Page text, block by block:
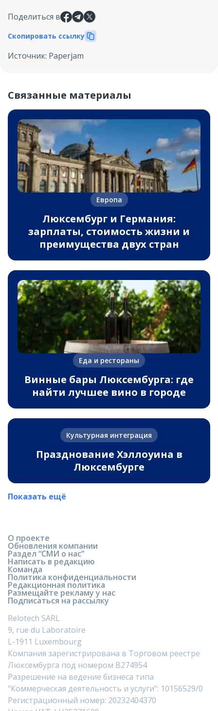
Поделиться в
Скопировать ссылку
Источник: Paperjam
Связанные материалы
Европа
Люксембург и Германия:
зарплаты, стоимость жизни и
преимущества двух стран
Еда и рестораны
Винные бары Люксембурга: где
найти лучшее вино в городе
Культурная интеграция
Празднование Хэллоуина в
Люксембурге
Показать ещё
О проекте
Обновления компании
Раздел “СМИ о нас”
Написать в редакцию
Команда
Политика конфиденциальности
Редакционная политика
Размещайте рекламу у нас
Подписаться на рассылку
Relotech SARL
9, rue du Laboratoire
L-1911 Luxembourg
Компания зарегистрирована в Торговом реестре
Люксембурга под номером B274954
Разрешение на ведение бизнеса типа
"Коммерческая деятельность и услуги": 10156529/0
Регистрационный номер: 20232404370